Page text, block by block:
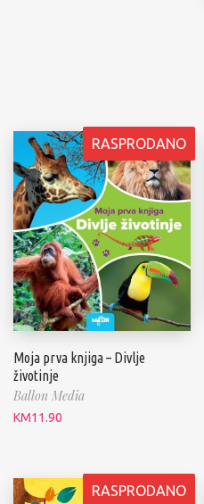
RASPRODANO
Moja prva knjiga – Divlje
životinje
Ballon Media
KM11.90
RASPRODANO